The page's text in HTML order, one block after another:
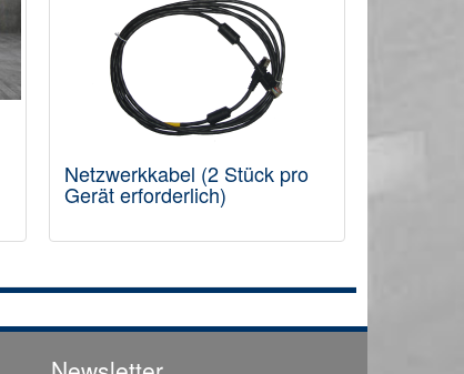
Netzwerkkabel (2 Stück pro
Gerät erforderlich)